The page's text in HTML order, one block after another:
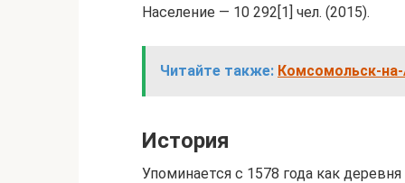
Население — 10 292[1] чел. (2015).
Читайте также: Комсомольск-на-
История
Упоминается с 1578 года как